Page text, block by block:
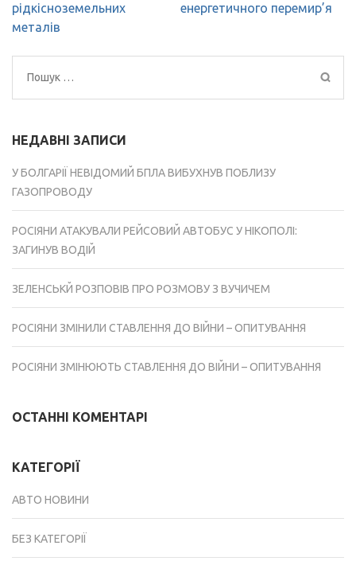
рідкісноземельних
металів
енергетичного перемир’я
Пошук:
НЕДАВНІ ЗАПИСИ
У БОЛГАРІЇ НЕВІДОМИЙ БПЛА ВИБУХНУВ ПОБЛИЗУ
ГАЗОПРОВОДУ
РОСІЯНИ АТАКУВАЛИ РЕЙСОВИЙ АВТОБУС У НІКОПОЛІ:
ЗАГИНУВ ВОДІЙ
ЗЕЛЕНСЬКЙ РОЗПОВІВ ПРО РОЗМОВУ З ВУЧИЧЕМ
РОСІЯНИ ЗМІНИЛИ СТАВЛЕННЯ ДО ВІЙНИ – ОПИТУВАННЯ
РОСІЯНИ ЗМІНЮЮТЬ СТАВЛЕННЯ ДО ВІЙНИ – ОПИТУВАННЯ
ОСТАННІ КОМЕНТАРІ
КАТЕГОРІЇ
АВТО НОВИНИ
БЕЗ КАТЕГОРІЇ